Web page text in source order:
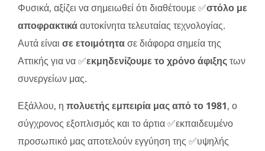
Φυσικά, αξίζει να σημειωθεί ότι διαθέτουμε ✅στόλο με
αποφρακτικάαυτοκίνητα τελευταίας τεχνολογίας.
Αυτά είναι σε ετοιμότητασε διάφορα σημεία της
Αττικής για να ✅εκμηδενίζουμε το χρόνο άφιξηςτων
συνεργείων μας.
Εξάλλου, η πολυετής εμπειρία μας από το 1981, ο
σύγχρονος εξοπλισμός και το άρτια ✅εκπαιδευμένο
προσωπικό μας αποτελούν εγγύηση της ✅υψηλής